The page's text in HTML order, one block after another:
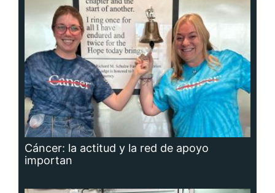
Cáncer: la actitud y la red de apoyo
importan